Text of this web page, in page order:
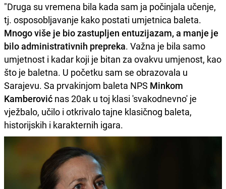
"Druga su vremena bila kada sam ja počinjala učenje,
tj. osposobljavanje kako postati umjetnica baleta.
Mnogo više je bio zastupljen entuzijazam, a manje je
bilo administrativnih prepreka. Važna je bila samo
umjetnost i kadar koji je bitan za ovakvu umjenost, kao
što je baletna. U početku sam se obrazovala u
Sarajevu. Sa prvakinjom baleta NPS Minkom
Kamberović nas 20ak u toj klasi 'svakodnevno' je
vježbalo, učilo i otkrivalo tajne klasičnog baleta,
historijskih i karakternih igara.